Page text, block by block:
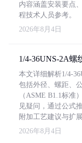
内容涵盖安装要点
程技术人员参考。
2026年8月4日
1/4-36UNS-2A螺
本文详细解析1/4-
包括外径、螺距、
（ASME B1.1标准
见疑问，通过公式
附加工艺建议与扩展
2026年8月4日